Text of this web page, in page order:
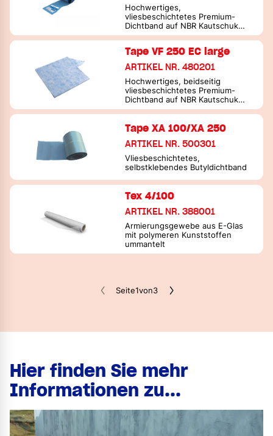
Hochwertiges,
vliesbeschichtetes Premium-
Dichtband auf NBR Kautschuk
Basis
Tape VF 250 EC large
ARTIKEL NR. 480201
Hochwertiges, beidseitig
vliesbeschichtetes Premium-
Dichtband auf NBR Kautschuk
Basis
Tape XA 100/XA 250
ARTIKEL NR. 500301
Vliesbeschichtetes,
selbstklebendes Butyldichtband
Tex 4/100
ARTIKEL NR. 388001
Armierungsgewebe aus E-Glas
mit polymeren Kunststoffen
ummantelt
Seite1von3
Hier finden Sie mehr
Informationen zu...